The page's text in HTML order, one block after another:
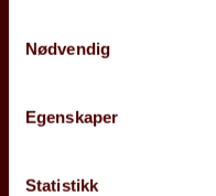
Nødvendig
Egenskaper
Statistikk
About us
Courses
Contact us
ARP